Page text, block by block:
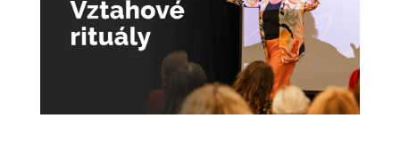
100Kč +
Já a máma
PŘIDAT
Motivace ke změnám